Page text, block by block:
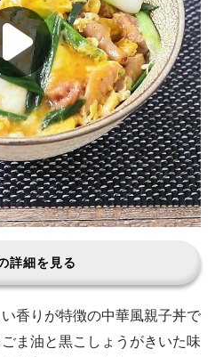
詳細を見る
香りが特徴の中華風親子丼で
ま油と黒こしょうがきいた味